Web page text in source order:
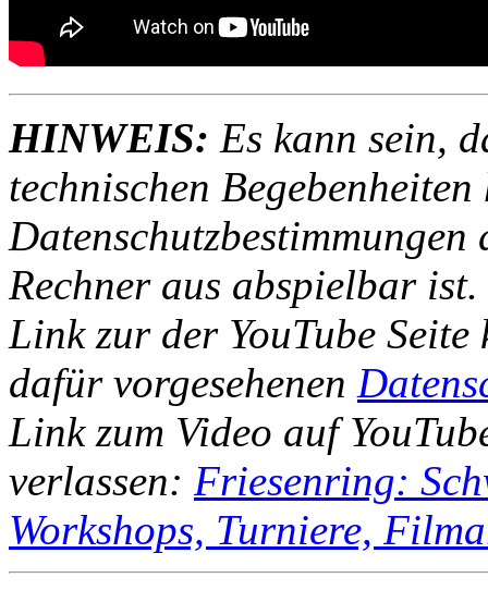
HINWEIS: Es kann sein,
technischen
Rechner aus abspielbar
Link zur der YouTube
dafür vorgesehenen
Link zum Video auf
verlassen: Friesenring:
Workshops, Turniere,